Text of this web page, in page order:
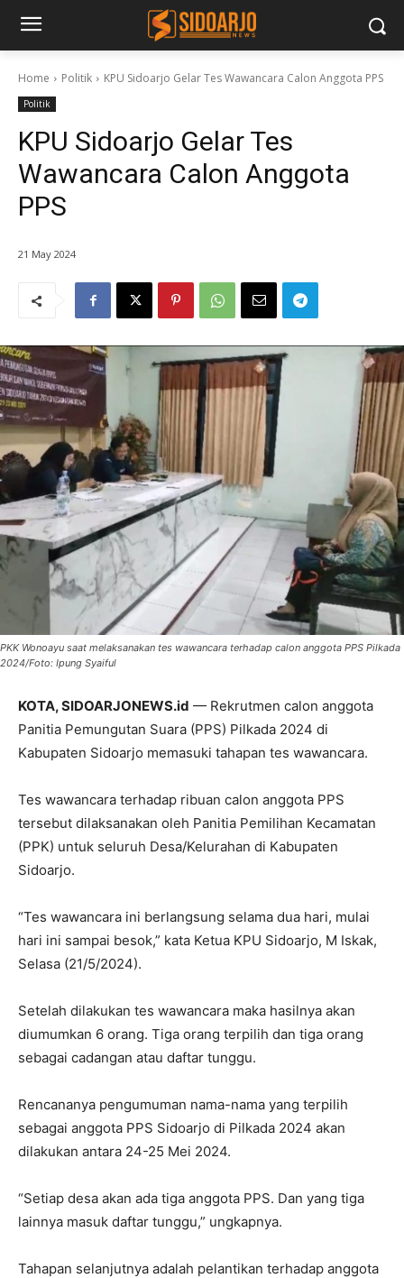
Home Politik KPU Sidoarjo Gelar Tes Wawancara Calon Anggota PPS
Politik
KPU Sidoarjo Gelar Tes
Wawancara Calon Anggota
PPS
21 May 2024
PKK Wonoayu saat melaksanakan tes wawancara terhadap calon anggota PPS Pilkada
2024/Foto: Ipung Syaiful
KOTA, SIDOARJONEWS.id — Rekrutmen calon anggota
Panitia Pemungutan Suara (PPS) Pilkada 2024 di
Kabupaten Sidoarjo memasuki tahapan tes wawancara.
Tes wawancara terhadap ribuan calon anggota PPS
tersebut dilaksanakan oleh Panitia Pemilihan Kecamatan
(PPK) untuk seluruh Desa/Kelurahan di Kabupaten
Sidoarjo.
“Tes wawancara ini berlangsung selama dua hari, mulai
hari ini sampai besok,” kata Ketua KPU Sidoarjo, M Iskak,
Selasa (21/5/2024).
Setelah dilakukan tes wawancara maka hasilnya akan
diumumkan 6 orang. Tiga orang terpilih dan tiga orang
sebagai cadangan atau daftar tunggu.
Rencananya pengumuman nama-nama yang terpilih
sebagai anggota PPS Sidoarjo di Pilkada 2024 akan
dilakukan antara 24-25 Mei 2024.
“Setiap desa akan ada tiga anggota PPS. Dan yang tiga
lainnya masuk daftar tunggu,” ungkapnya.
Tahapan selanjutnya adalah pelantikan terhadap anggota